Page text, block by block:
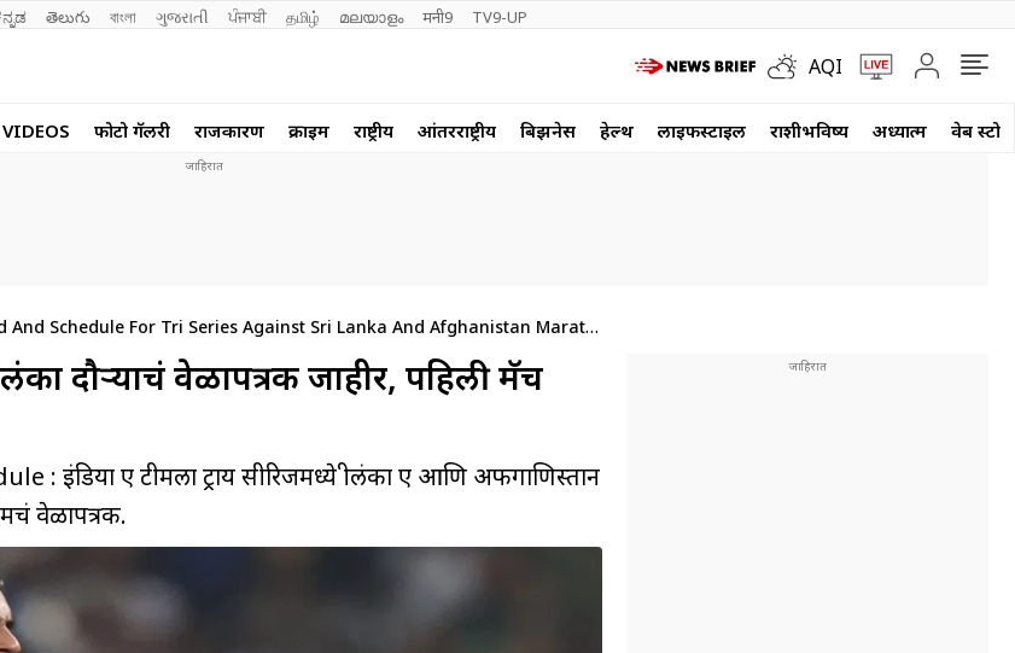
తెలుగు বাংলা ગુજરાતી ਪੰਜਾਬੀ தமிழ் മലയാളം मनी9 TV9-UP
AQI
VIDEOS फोटो गॅलरी राजकारण क्राईम राष्ट्रीय आंतरराष्ट्रीय बिझनेस हेल्थ लाईफस्टाईल राशीभविष्य अध्यात्म वेब
And Schedule For Tri Series Against Sri Lanka And Afghanistan Marathi
दौऱ्याचं वेळापत्रक जाहीर, पहिली मॅच
ए टीमला ट्राय सीरिजमध्ये श्रीलंका ए आणि अफगाणिस्तान
वेळापत्रक.